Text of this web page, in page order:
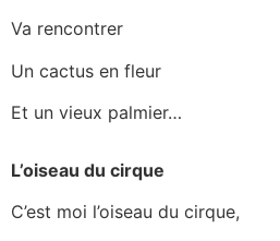
Va rencontrer
Un cactus en fleur
Et un vieux palmier…
L’oiseau du cirque
C’est moi l’oiseau du cirque,